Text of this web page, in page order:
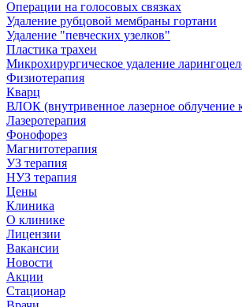
Операции на голосовых связках
Удаление рубцовой мембраны гортани
Удаление "певческих узелков"
Пластика трахеи
Микрохирургическое удаление
Физиотерапия
Кварц
ВЛОК (внутривенное лазерное облучение
Лазеротерапия
Фонофорез
Магнитотерапия
УЗ терапия
НУЗ терапия
Цены
Клиника
О клинике
Лицензии
Вакансии
Новости
Акции
Стационар